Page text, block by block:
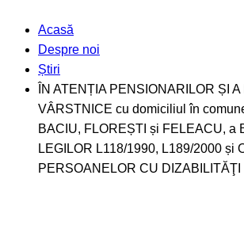
Acasă
Despre noi
Știri
ÎN ATENȚIA PENSIONARILOR ȘI
VÂRSTNICE cu domiciliul în
BACIU, FLOREȘTI și FELEACU, a
LEGILOR L118/1990, L189/2000 și
PERSOANELOR CU DIZABILITĂŢI